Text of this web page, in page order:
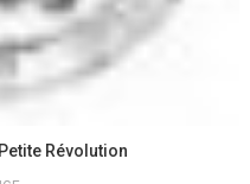
Révolution